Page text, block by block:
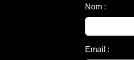
Nom :
Email :